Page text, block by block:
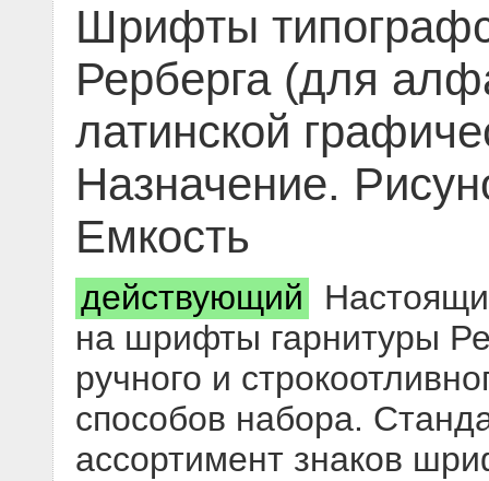
Шрифты
Рерберга (для
латинской
Назначение.
Емкость
действующий
на шрифты гарнитуры
ручного и
способов набора.
ассортимент знаков